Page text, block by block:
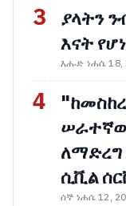
3
ያላትን
እናት
እሑድ ነሐሴ 18,
4
ሲቪል
ሰኞ ነሐሴ 12,